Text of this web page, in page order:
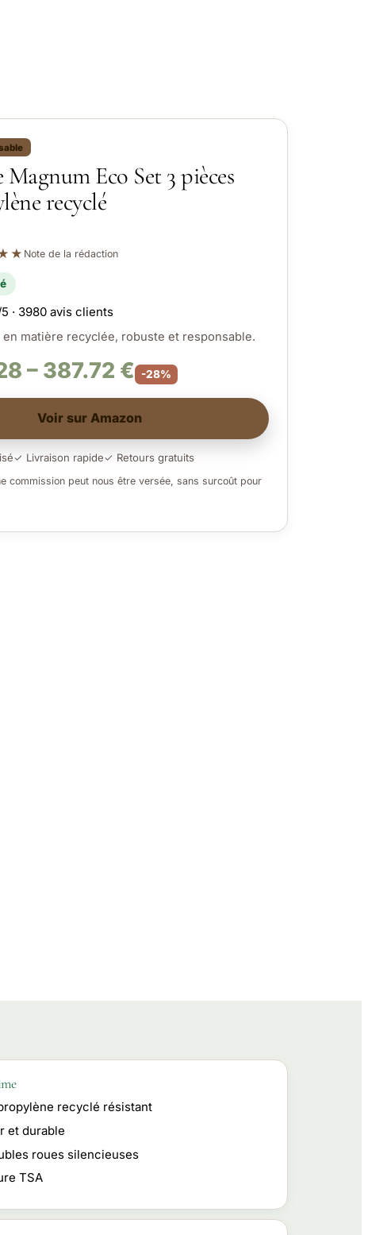
Magnum Eco Set 3 pièces
recyclé
Note de la rédaction
· 3980 avis clients
matière recyclée, robuste et responsable.
– 387.72 € -28%
Voir sur Amazon
✓ Livraison rapide✓ Retours gratuits
commission peut nous être versée, sans surcoût pour
recyclé résistant
et durable
roues silencieuses
TSA